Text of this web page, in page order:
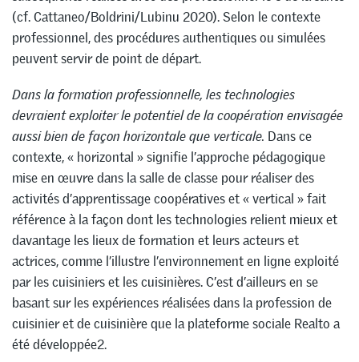
(cf. Cattaneo/Boldrini/Lubinu 2020). Selon le contexte
professionnel, des procédures authentiques ou simulées
peuvent servir de point de départ.
Dans la formation professionnelle, les technologies
devraient exploiter le potentiel de la coopération envisagée
aussi bien de façon horizontale que verticale. Dans ce
contexte, « horizontal » signifie l’approche pédagogique
mise en œuvre dans la salle de classe pour réaliser des
activités d’apprentissage coopératives et « vertical » fait
référence à la façon dont les technologies relient mieux et
davantage les lieux de formation et leurs acteurs et
actrices, comme l’illustre l’environnement en ligne exploité
par les cuisiniers et les cuisinières. C’est d’ailleurs en se
basant sur les expériences réalisées dans la profession de
cuisinier et de cuisinière que la plateforme sociale Realto a
été développée2.